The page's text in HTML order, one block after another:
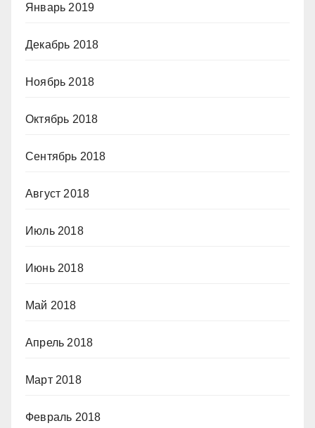
Январь 2019
Декабрь 2018
Ноябрь 2018
Октябрь 2018
Сентябрь 2018
Август 2018
Июль 2018
Июнь 2018
Май 2018
Апрель 2018
Март 2018
Февраль 2018